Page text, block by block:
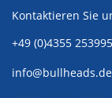
Kontaktieren Sie
+49 (0)4355
info@bullheads.de